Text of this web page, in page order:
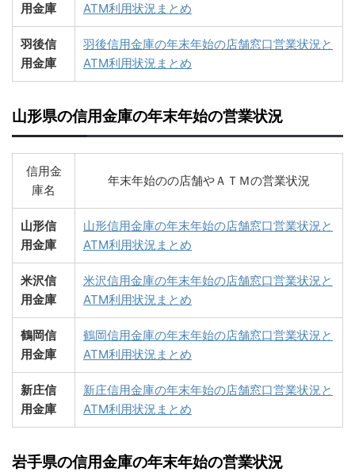
用金庫
ATM利用状況まとめ
羽後信
用金庫
羽後信用金庫の年末年始の店舗窓口営業状況と
ATM利用状況まとめ
山形県の信用金庫の年末年始の営業状況
信用金
庫名
年末年始のの店舗やＡＴＭの営業状況
山形信
用金庫
山形信用金庫の年末年始の店舗窓口営業状況と
ATM利用状況まとめ
米沢信
用金庫
米沢信用金庫の年末年始の店舗窓口営業状況と
ATM利用状況まとめ
鶴岡信
用金庫
鶴岡信用金庫の年末年始の店舗窓口営業状況と
ATM利用状況まとめ
新庄信
用金庫
新庄信用金庫の年末年始の店舗窓口営業状況と
ATM利用状況まとめ
岩手県の信用金庫の年末年始の営業状況